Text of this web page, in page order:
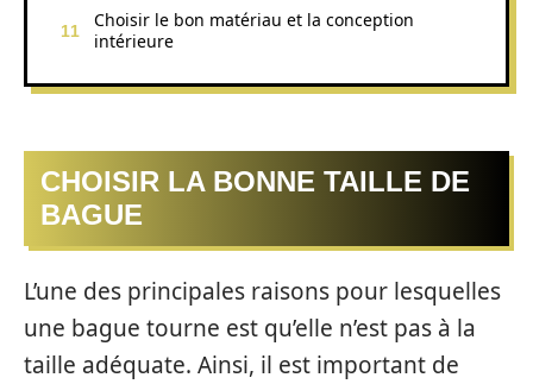
Choisir le bon matériau et la conception
intérieure
CHOISIR LA BONNE TAILLE DE
BAGUE
L’une des principales raisons pour lesquelles
une bague tourne est qu’elle n’est pas à la
taille adéquate. Ainsi, il est important de